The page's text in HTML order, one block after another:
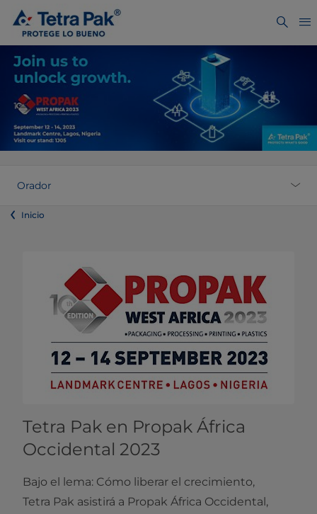
Orador
Inicio
Tetra Pak en Propak África
Occidental 2023
Bajo el lema: Cómo liberar el crecimiento,
Tetra Pak asistirá a Propak África Occidental,